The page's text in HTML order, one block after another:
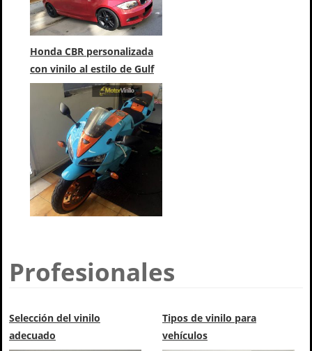
Honda CBR personalizada
con vinilo al estilo de Gulf
Profesionales
Selección del vinilo
adecuado
Tipos de vinilo para
vehículos